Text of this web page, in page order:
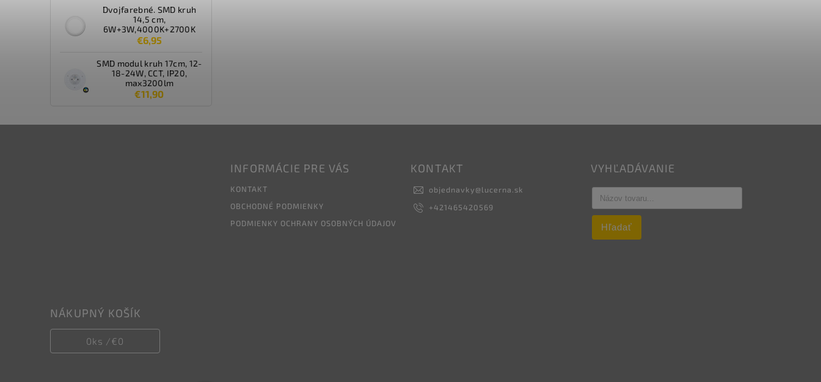
Dvojfarebné. SMD kruh
14,5 cm,
6W+3W,4000K+2700K
€6,95
SMD modul kruh 17cm, 12-
18-24W, CCT, IP20,
max3200lm
€11,90
INFORMÁCIE PRE VÁS
KONTAKT
OBCHODNÉ PODMIENKY
PODMIENKY OCHRANY OSOBNÝCH ÚDAJOV
KONTAKT
objednavky@lucerna.sk
+421465420569
VYHĽADÁVANIE
Hľadať
NÁKUPNÝ KOŠÍK
0ks /€0